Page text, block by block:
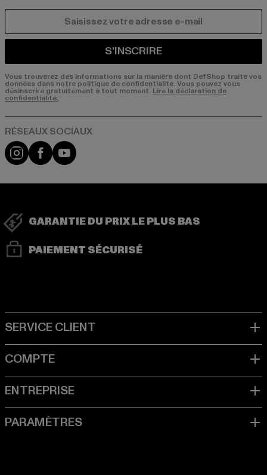
S'INSCRIRE
Vous trouverez des informations sur la manière dont DefShop traite vos
données dans notre politique de confidentialité. Vous pouvez vous
désinscrire gratuitement à tout moment. Lire la déclaration de
confidentialité.
Visit our Instagram page:
Visit our Facebook page:
Visit our YouTube channel:
GARANTIE DU PRIX LE PLUS BAS
PAIEMENT SÉCURISÉ